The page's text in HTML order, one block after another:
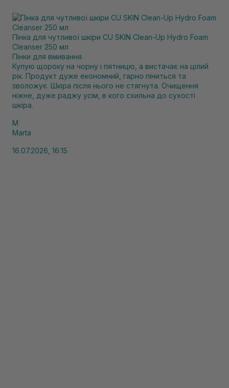
Пінка для чутливої шкіри CU SKIN Clean-Up Hydro Foam
Cleanser 250 мл
Пінки для вмивання
Купую щороку на чорну і пятницю, а вистачає на цілий
рік. Продукт дуже економний, гарно піниться та
зволожує. Шкіра після нього не стягнута. Очищення
ніжне, дуже раджу усім, в кого схильна до сухості
шкіра.
M
Marta
16.07.2026, 16:15